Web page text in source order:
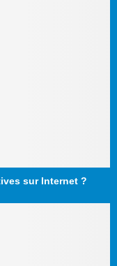
sur Internet ?